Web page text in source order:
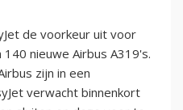
de voorkeur uit voor
nieuwe Airbus A319's.
zijn in een
verwacht binnenkort